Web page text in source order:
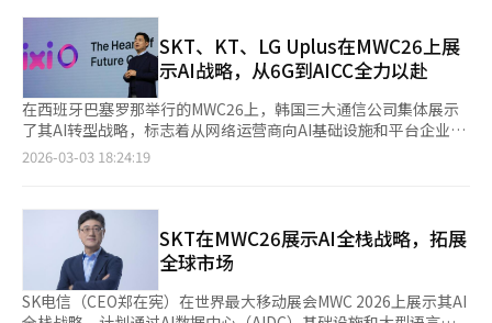
通信部计划在本月底或下月初，发布国内独立AI基础模型开发企业
与安全行业意见的AI安全应对方案。 此次讨论表明，AI安全问题已
超越单纯的技术合作，成为国家安全与产业竞争力的问题。AI可以
提高漏洞检测与应对的速度，但攻击者也可以利用同样的技术。如
果韩国无法接入全球合作网络，将在获取最新威胁信息与防御技术
方面落后，反之，盲目开放又可能加大控制风险。 政府的任务十
分明确。无论是否参与玻璃翅膀，国内安全企业、研究机构、金
要。独立模型的开发也必须能够在实际漏洞分析与应对中发挥作
性能正在快速提升，应用范围也在扩大，创造安全的使用环境与AI
创新同样是重要任务。我们将积极与全球AI领先企业合作，加强AI
模型的安全性、网络安全能力等AI风险的预防与应对体系。”※ 本
简单的计算。我们期待AI能够成为帮助学生培养思考能力的学习导
平台“BOKI（韩国银行智能）”。该平台支持资料搜索、摘要、
问答（Q&A）和经济问题分析，被认为是全球中央银行中首次实际
引入生成型AI平台的案例。 科学技术信息通信部计划于8月对LG AI
研究院、SKT、Upstage和Motif Technologies进行独立AI模型
的第二阶段评估。预计在第二阶段评估中，将加强对全球基准性能
和技术独立性的评分。
底至6月初期间将阐述信息保护范式的变化方向。” 据悉，座谈会
上还介绍了基于AI的渗透测试示例。科技部与韩国互联网振兴院
（KISA）利用Anthropic的Opus模型，探测了特定企业服务的漏
洞，并演示了从账户盗取到绕过访问的整个过程。 崔室长指
出：“即使不知道现有密码，AI也能找到生成新密码的漏洞。”他
进一步解释道：“AI探测到漏洞并获取账户后，成功访问了服
务。” 根据科技部与KISA的报告，此次测试发现了7种漏洞。尤其
是，AI在10分钟内完成了专业黑客通常需要数天才能完成的漏洞探
能发现的漏洞。”他指出：“虽然目前普通用户难以直接使用，但
随着专业黑客的提示使用能力提高，攻击速度可能会加快。” 另
外，刘济明副部长将于11日与Anthropic方面会面，讨论基于AI的
网络安全威胁应对方案。崔室长表示：“随着对Mitos相关应对的
必要性提出，政府已主动请求合作。”※ 本报道经人工智能（AI）
系统翻译与编辑。
下韩国AI初创企业史上最快和最大规模的融资记录。Upstage的快
速增长得益于其自主研发的大型语言模型Solar。Solar在韩语语境
理解和情感分析方面表现出色，同时具备轻量化的运行环境。公司
每年实现130%以上的收入增长，通过文件处理AI等企业定制解决
方案在B2B市场中占据独特地位。新融资将主要用于扩展GPU基础
设施，以提升独立AI模型项目。Upstage计划通过收购门户网站
Daum扩大规模。公司已与Kakao签署股票交换协议，并正在进行
尽职调查，计划利用Daum的海量韩语数据提升Solar的性能。金
环境。公司正从B2B市场向B2C市场扩展，计划将Daum转型为结
合AI服务的独立平台，提供用户可感知的AI服务，以增强本土AI模
型的竞争力。Upstage还专注于国家项目独立AI模型的第二阶段评
估，计划在8月前展示Solar 100B模型的实际应用能力。公司与参
与企业合作，加快行业特化模型开发，巩固其作为国家代表AI企业
的地位。公司还在积极招聘人才和开拓市场，在美国和日本等主要
SKT、KT、LG Uplus在MWC26上展
示AI战略，从6G到AICC全力以赴
在西班牙巴塞罗那举行的MWC26上，韩国三大通信公司集体展示
了其AI转型战略，标志着从网络运营商向AI基础设施和平台企业的
转型竞争正式开始。◆SK电信在MWC26上扩大全球AI合作，加
数据中心、AI模型和下一代网络等关键领域的合作，重新定义通信
公司的角色。SK电信于2日举办了主题为“AI转型期，重新设计通
信基础设施”的AI DC会议。郑代表在演讲中强调，通信公司的基
础设施和运营经验是AI基础设施扩展的关键，通信公司应成为AI基
础设施的设计者和主体。SK电信展示了基于集团能力的AI DC基础
设施、独立AI模型“A.X K1”和行业及企业用AI服务整合“主权AI
2026-03-03 18:24:19
SKT在MWC26展示AI全栈战略，拓展
全球市场
SK电信（CEO郑在宪）在世界最大移动展会MWC 2026上展示其AI